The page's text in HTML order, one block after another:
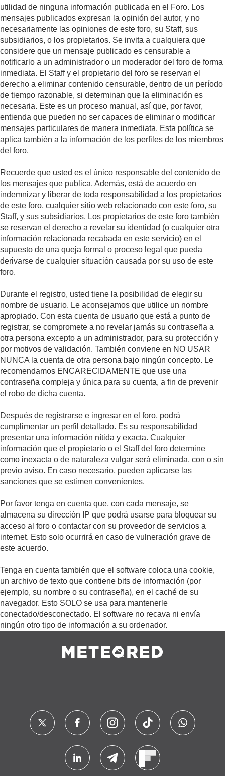
utilidad de ninguna información publicada en el Foro. Los
mensajes publicados expresan la opinión del autor, y no
necesariamente las opiniones de este foro, su Staff, sus
subsidiarios, o los propietarios. Se invita a cualquiera que
considere que un mensaje publicado es censurable a
notificarlo a un administrador o un moderador del foro de forma
inmediata. El Staff y el propietario del foro se reservan el
derecho a eliminar contenido censurable, dentro de un período
de tiempo razonable, si determinan que la eliminación es
necesaria. Este es un proceso manual, así que, por favor,
entienda que pueden no ser capaces de eliminar o modificar
mensajes particulares de manera inmediata. Esta política se
aplica también a la información de los perfiles de los miembros
del foro.
Recuerde que usted es el único responsable del contenido de
los mensajes que publica. Además, está de acuerdo en
indemnizar y liberar de toda responsabilidad a los propietarios
de este foro, cualquier sitio web relacionado con este foro, su
Staff, y sus subsidiarios. Los propietarios de este foro también
se reservan el derecho a revelar su identidad (o cualquier otra
información relacionada recabada en este servicio) en el
supuesto de una queja formal o proceso legal que pueda
derivarse de cualquier situación causada por su uso de este
foro.
Durante el registro, usted tiene la posibilidad de elegir su
nombre de usuario. Le aconsejamos que utilice un nombre
apropiado. Con esta cuenta de usuario que está a punto de
registrar, se compromete a no revelar jamás su contraseña a
otra persona excepto a un administrador, para su protección y
por motivos de validación. También conviene en NO USAR
NUNCA la cuenta de otra persona bajo ningún concepto. Le
recomendamos ENCARECIDAMENTE que use una
contraseña compleja y única para su cuenta, a fin de prevenir
el robo de dicha cuenta.
Después de registrarse e ingresar en el foro, podrá
cumplimentar un perfil detallado. Es su responsabilidad
presentar una información nítida y exacta. Cualquier
información que el propietario o el Staff del foro determine
como inexacta o de naturaleza vulgar será eliminada, con o sin
previo aviso. En caso necesario, pueden aplicarse las
sanciones que se estimen convenientes.
Por favor tenga en cuenta que, con cada mensaje, se
almacena su dirección IP que podrá usarse para bloquear su
acceso al foro o contactar con su proveedor de servicios a
internet. Esto solo ocurrirá en caso de vulneración grave de
este acuerdo.
Tenga en cuenta también que el software coloca una cookie,
un archivo de texto que contiene bits de información (por
ejemplo, su nombre o su contraseña), en el caché de su
navegador. Esto SOLO se usa para mantenerle
conectado/desconectado. El software no recava ni envía
ningún otro tipo de información a su ordenador.